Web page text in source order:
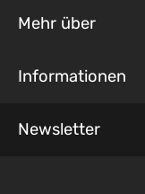
Mehr über
Informationen
Newsletter